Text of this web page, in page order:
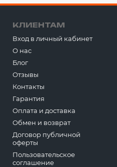
простота управления.
Вся техника обязательно
с описанием ее состояния,
тест-драйв на площадке.
шин, освежаем покраску.
зависимости от состояния
за ее качество отвечаем
клиентов в Украине, не
нам часто поступают
также тщательно
предложить.
КЛИЕНТАМ
Вход в личный кабинет
О нас
Блог
Отзывы
Контакты
Гарантия
Оплата и доставка
Обмен и возврат
Договор публичной
оферты
Пользовательское
соглашение